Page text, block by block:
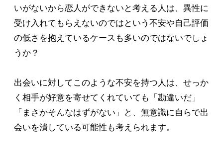
いがないから恋人ができないと考える人は、異性に
受け入れてもらえないのではという不安や自己評価
の低さを抱えているケースも多いのではないでしょ
うか？
出会いに対してこのような不安を持つ人は、せっか
く相手が好意を寄せてくれていても「勘違いだ」
「まさかそんなはずがない」と、無意識に自らで出
会いを潰している可能性も考えられます。